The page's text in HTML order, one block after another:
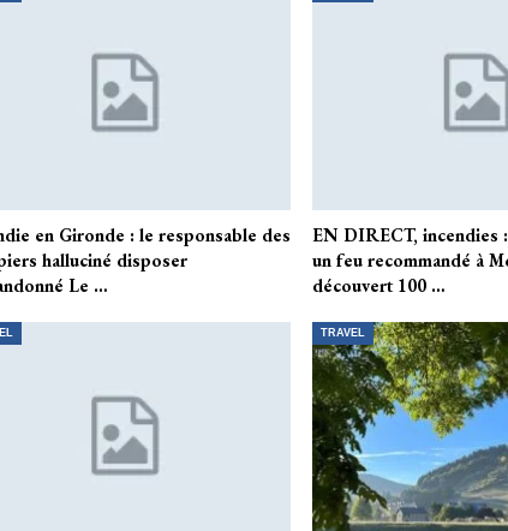
en Gironde : le responsable des
halluciné disposer
Le …
EN DIRECT, incendies
un feu recommandé à
découvert 100 …
TRAVEL